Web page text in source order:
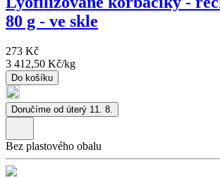
80 g - ve skle
273 Kč
3 412,50 Kč/kg
Do košíku
Doručíme od úterý 11. 8.
Bez plastového obalu